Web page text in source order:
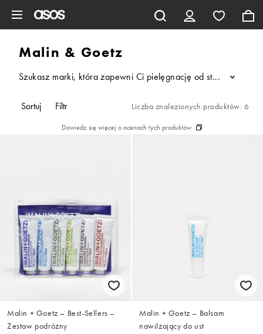
Malin & Goetz
Szukasz marki, która zapewni Ci pielęgnację od stóp do
...
Sortuj Filtr Liczba znalezionych produktów: 6
Dowiedz się więcej o ocenach tych produktów
Malin + Goetz – Best-Sellers –
Zestaw podróżny
Malin + Goetz – Balsam
nawilżający do ust